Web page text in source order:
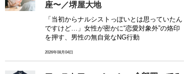
座〜／堺屋大地
「当初からナルシストっぽいとは思っていたん
ですけど…」女性が密かに“恋愛対象外”の烙印
を押す、男性の無自覚なNG行動
2026年08月04日